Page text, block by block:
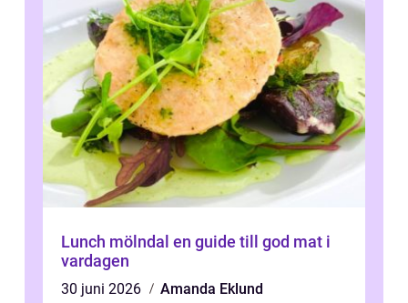
Lunch mölndal en guide till god mat i
vardagen
30 juni 2026
Amanda Eklund